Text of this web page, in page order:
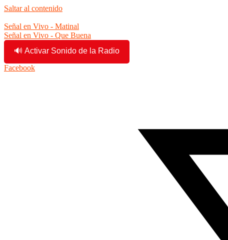
Saltar al contenido
Señal en Vivo - Matinal
Señal en Vivo - Que Buena
🔊 Activar Sonido de la Radio
Facebook